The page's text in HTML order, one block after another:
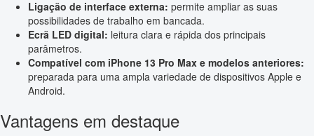
Ligação de interface externa: permite ampliar as suas
possibilidades de trabalho em bancada.
Ecrã LED digital: leitura clara e rápida dos principais
parâmetros.
Compatível com iPhone 13 Pro Max e modelos anteriores:
preparada para uma ampla variedade de dispositivos Apple e
Android.
Vantagens em destaque